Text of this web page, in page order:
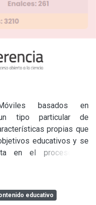
basados en
un tipo particular de
propias que
educativos y se
en el proceso de
motivador para
Juegos Educativos
Esta
educativo